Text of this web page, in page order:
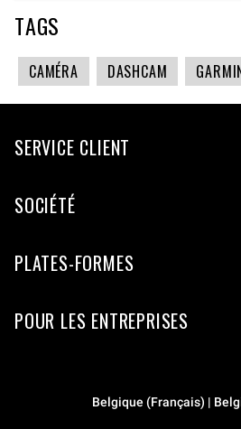
TAGS
CAMÉRA DASHCAM
SERVICE CLIENT
SOCIÉTÉ
PLATES-FORMES
POUR LES ENTREPRISES
Belgique (Français) |